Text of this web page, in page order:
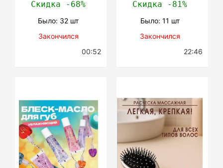
Скидка -68%
Было: 32 шт
Закончился
00:52
Скидка -81%
Было: 11 шт
Закончился
22:46